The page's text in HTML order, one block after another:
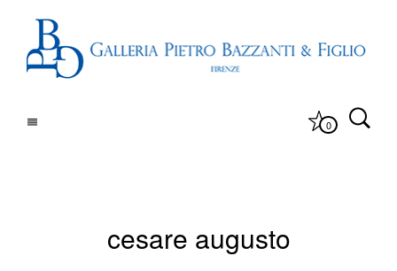
0
cesare augusto